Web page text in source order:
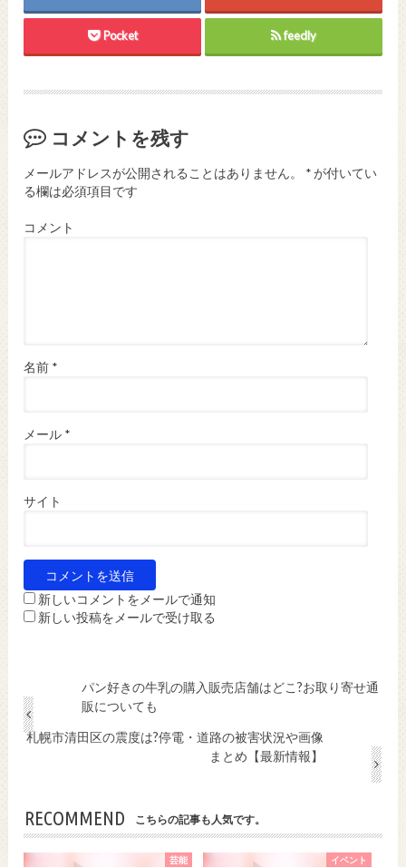
Pocket feedly
コメントを残す
メールアドレスが公開されることはありません。 *が付いてい
る欄は必須項目です
コメント
名前 *
メール *
サイト
新しいコメントをメールで通知
新しい投稿をメールで受け取る
パン好きの牛乳の購入販売店舗はどこ?お取り寄せ通
販についても
札幌市清田区の震度は?停電・道路の被害状況や画像
まとめ【最新情報】
RECOMMEND こちらの記事も人気です。
芸能 イベント